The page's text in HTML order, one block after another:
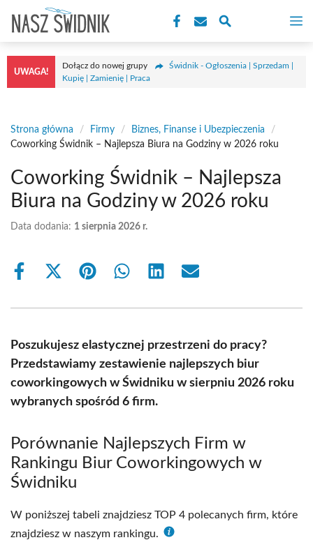
treści
UWAGA!
Dołącz do nowej grupy
Świdnik - Ogłoszenia | Sprzedam |
Kupię | Zamienię | Praca
Strona główna / Firmy / Biznes, Finanse i Ubezpieczenia
/
Coworking Świdnik – Najlepsza Biura na Godziny w 2026 roku
Coworking Świdnik – Najlepsza
Biura na Godziny w 2026 roku
Data dodania: 1 sierpnia 2026 r.
Share
Share
(Twitter)
Share Share Share Share
Poszukujesz elastycznej przestrzeni do pracy?
Przedstawiamy zestawienie najlepszych biur
coworkingowych w Świdniku w sierpniu 2026 roku
wybranych spośród 6 firm.
Porównanie Najlepszych Firm w
Rankingu Biur Coworkingowych w
Świdniku
W poniższej tabeli znajdziesz TOP 4 polecanych firm, które
znajdziesz w naszym rankingu.